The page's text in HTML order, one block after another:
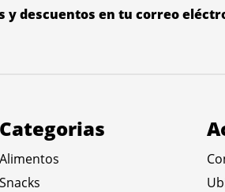
y descuentos en tu correo
Categorias
Alimentos
Snacks